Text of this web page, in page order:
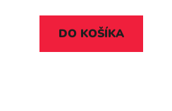
DO KOŠÍKA